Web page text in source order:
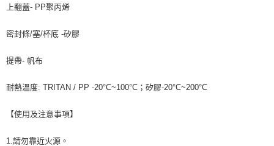
上翻蓋- PP聚丙烯
密封條/塞/杯底 -矽膠
提帶- 帆布
耐熱溫度: TRITAN / PP -20°C~100°C；矽膠-20°C~200°C
【使用及注意事項】
1.請勿靠近火源。